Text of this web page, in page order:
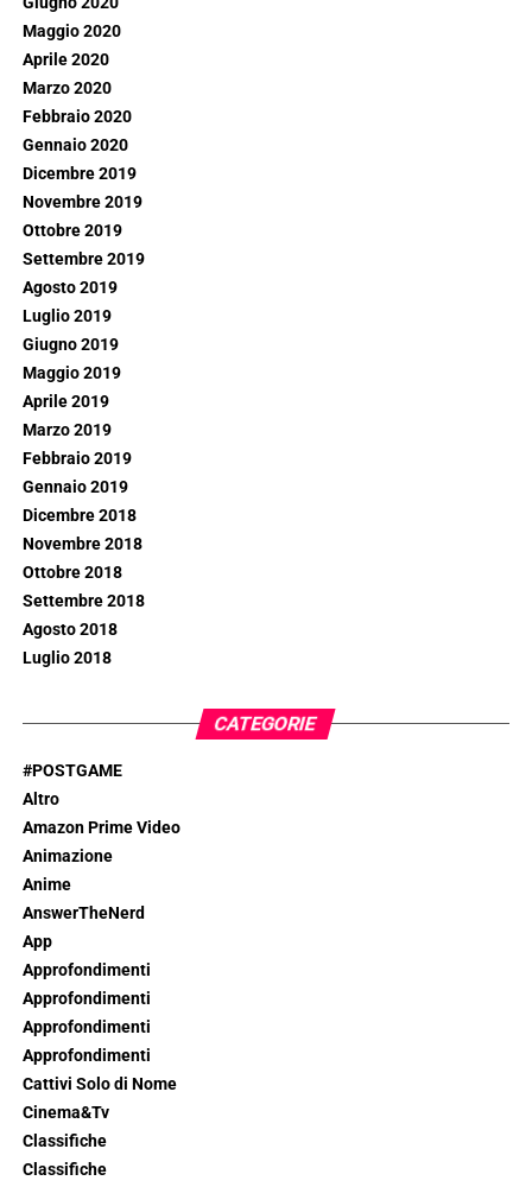
Maggio 2020
Aprile 2020
Marzo 2020
Febbraio 2020
Gennaio 2020
Dicembre 2019
Novembre 2019
Ottobre 2019
Settembre 2019
Agosto 2019
Luglio 2019
Giugno 2019
Maggio 2019
Aprile 2019
Marzo 2019
Febbraio 2019
Gennaio 2019
Dicembre 2018
Novembre 2018
Ottobre 2018
Settembre 2018
Agosto 2018
Luglio 2018
CATEGORIE
#POSTGAME
Altro
Amazon Prime Video
Animazione
Anime
AnswerTheNerd
App
Approfondimenti
Approfondimenti
Approfondimenti
Approfondimenti
Cattivi Solo di Nome
Cinema&Tv
Classifiche
Classifiche